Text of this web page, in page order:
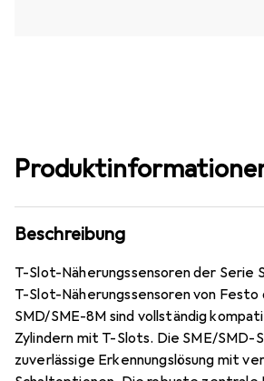
Beschreibung
T-Slot-Näherungssensoren der Serie
T-Slot-Näherungssensoren von Festo
SMD/SME-8M sind vollständig
Zylindern mit T-Slots. Die SME/
zuverlässige Erkennungslösung mit